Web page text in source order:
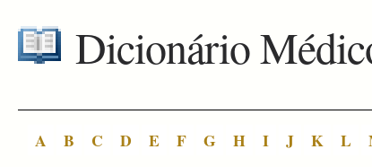
Dicionário
A B C D E F G H I J K L